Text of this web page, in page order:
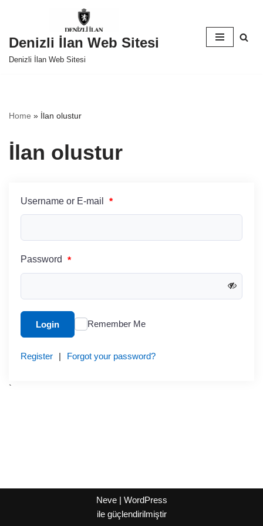
geç
Denizli İlan Web Sitesi
Denizli İlan Web Sitesi
Home » İlan olustur
İlan olustur
Username or E-mail *
Password *
Login Remember Me
Register | Forgot your password?
`
Neve| WordPress
ile güçlendirilmiştir